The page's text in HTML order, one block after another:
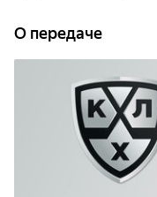
О передаче